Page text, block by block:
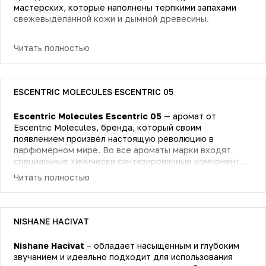
мастерских, которые наполнены терпкими запахами
свежевыделанной кожи и дымной древесины.
насыщенными тонами. Кожаные аккорды сплелись с
пряными нотами шафрана и тмина, укутались в тёплые
Cuirs — это благородный и стильный аромат для мужчин
выделяет своего владельца из толпы.
Читать полностью
ESCENTRIC MOLECULES ESCENTRIC 05
Escentric Molecules Escentric 05 — аромат от
Escentric Molecules, бренда, который своим
появлением произвёл настоящую революцию в
парфюмерном мире. Во все ароматы марки входят
специальные химически синтезированные компоненты,
аналоги натуральных, которые придают необычное
звучание, не похожее ни на какой другой парфюм.
Escentric 05 посвящён прогулке по Средиземноморью.
Это цитрусы и пряности, жара и прохлада с хвойным
оттенком уходящих ввысь сосен. Основа композиции —
которая объединяет в себе целую гамму отенков:
древесный, мускусный, хвойный и немного
сладковатый. Но в Escentric 05 добавлены ноты,
Читать полностью
NISHANE HACIVAT
Nishane Hacivat – обладает насыщенным и глубоким
звучанием и идеально подходит для использования